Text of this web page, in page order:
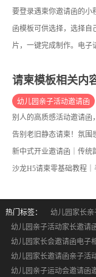
要登录遇柬你邀请函的小
函模板可供选择，选择自
片，一键完成制作。电子
请柬模板相关内
幼儿园亲子活动邀请函
升学宴邀请函 幼儿
热门标签： 幼儿园家长亲
幼儿园亲子活动家长邀请
幼儿园家长会邀请函电子
幼儿园家长邀请函亲子活
幼儿园亲子运动会邀请函